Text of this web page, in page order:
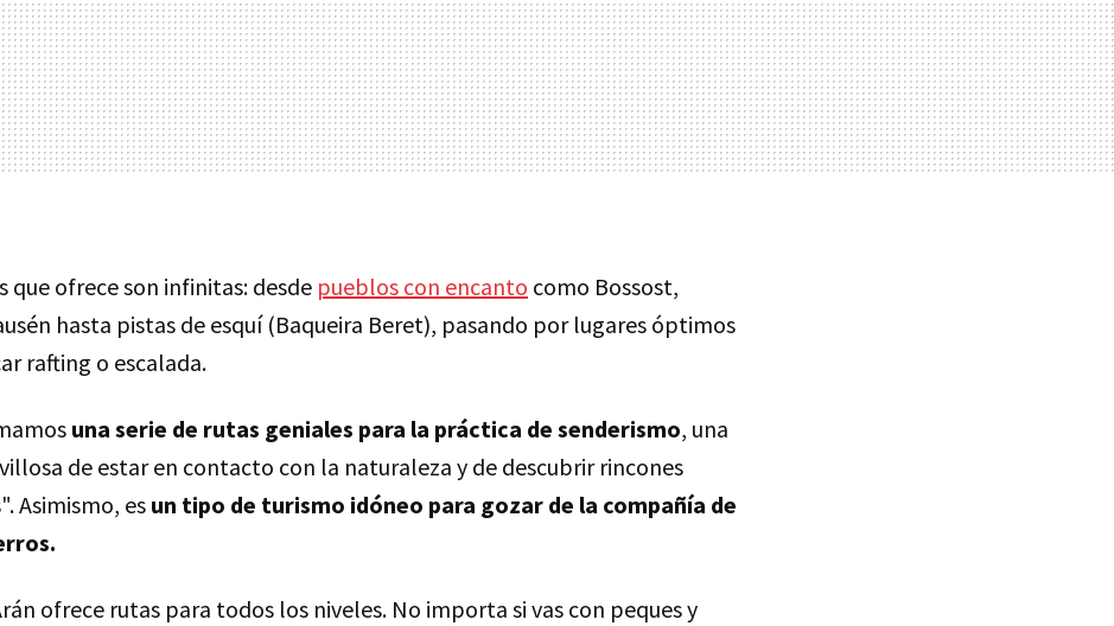
que ofrece son infinitas: desde pueblos con encanto como Bossost,
hasta pistas de esquí (Baqueira Beret), pasando por lugares óptimos
rafting o escalada.
una serie de rutas geniales para la práctica de senderismo, una
de estar en contacto con la naturaleza y de descubrir rincones
Asimismo, esun tipo de turismo idóneo para gozar de la compañía de
ofrece rutas para todos los niveles. No importa si vas con peques y